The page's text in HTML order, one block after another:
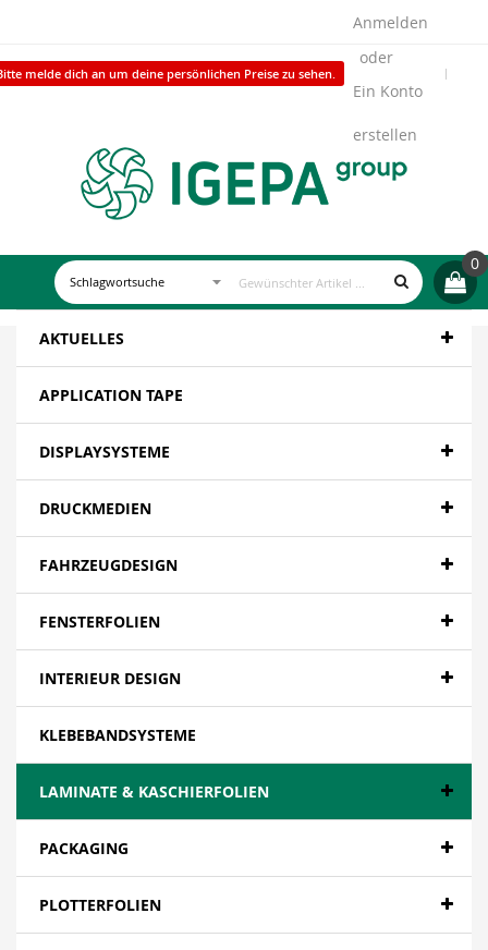
melde dich an um deine persönlichen Preise zu sehen.
Anmelden
Ein Konto
erstellen
0
AKTUELLES
APPLICATION TAPE
DISPLAYSYSTEME
DRUCKMEDIEN
FAHRZEUGDESIGN
FENSTERFOLIEN
INTERIEUR DESIGN
KLEBEBANDSYSTEME
LAMINATE & KASCHIERFOLIEN
PACKAGING
PLOTTERFOLIEN